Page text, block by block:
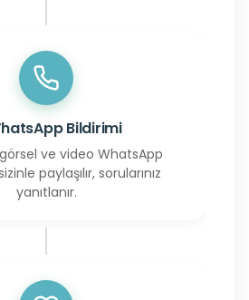
Bildirimi
ve video WhatsApp
paylaşılır, sorularınız
yanıtlanır.